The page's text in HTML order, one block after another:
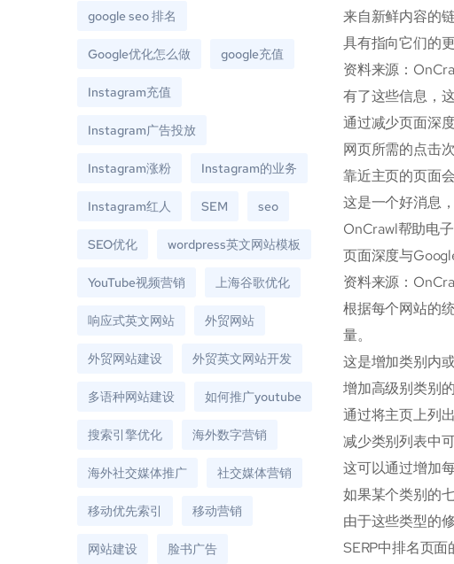
来自新鲜内容的
具有指向它们的
资料来源：
有了这些信息，
通过减少页面深
网页所需的点击
靠近主页的页面
这是一个好消息
OnCrawl帮助电
页面深度与
资料来源：
根据每个网站的
量。
这是增加类别内
增加高级别类别的
通过将主页上列
减少类别列表中
这可以通过增加
如果某个类别的
由于这些类型的
SERP中排名页面
google seo 排名
Google优化怎么做 google充值
Instagram充值
Instagram广告投放
Instagram涨粉 Instagram的业务
Instagram红人 SEM seo
SEO优化 wordpress英文网站模板
YouTube视频营销 上海谷歌优化
响应式英文网站 外贸网站
外贸网站建设 外贸英文网站开发
多语种网站建设 如何推广youtube
搜索引擎优化 海外数字营销
海外社交媒体推广 社交媒体营销
移动优先索引 移动营销
网站建设 脸书广告